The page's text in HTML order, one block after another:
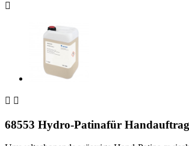

 
68553 Hydro-Patinafür Handauftrag